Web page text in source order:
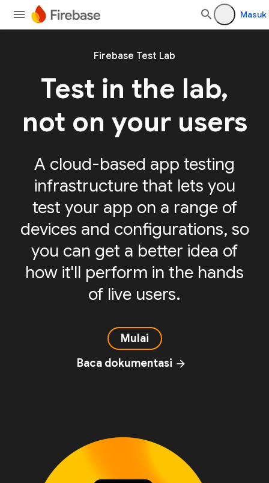
Masuk
Firebase Test Lab
Test in the lab,
not on your users
A cloud-based app testing
infrastructure that lets you
test your app on a range of
devices and configurations, so
you can get a better idea of
how it'll perform in the hands
of live users.
Mulai
Baca dokumentasi arrow_forward